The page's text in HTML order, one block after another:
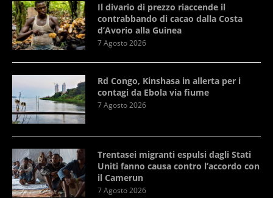
Il divario di prezzo riaccende il
contrabbando di cacao dalla Costa
d’Avorio alla Guinea
7 Agosto 2026
Rd Congo, Kinshasa in allerta per i
contagi da Ebola via fiume
7 Agosto 2026
Trentasei migranti espulsi dagli Stati
Uniti fanno causa contro l’accordo con
il Camerun
7 Agosto 2026